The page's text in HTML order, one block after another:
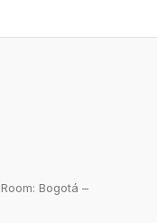
Bogotá –